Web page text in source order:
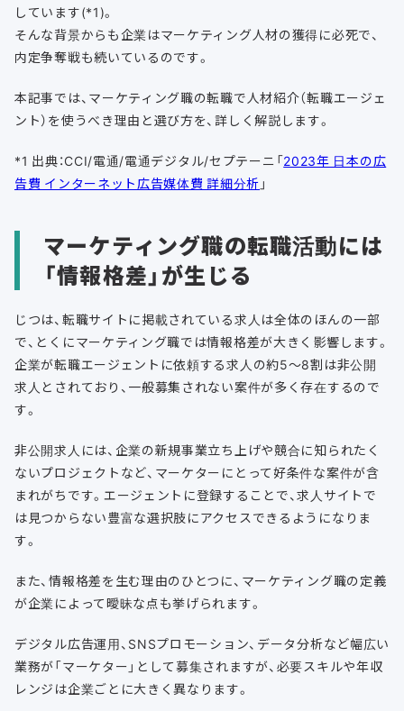
しています(*1)。
そんな背景からも企業はマーケティング人材の獲得に必死で、
内定争奪戦も続いているのです。
本記事では、マーケティング職の転職で人材紹介（転職エージェ
ント）を使うべき理由と選び方を、詳しく解説します。
*1 出典：CCI/電通/電通デジタル/セプテーニ「2023年 日本の広
告費 インターネット広告媒体費 詳細分析 」
マーケティング職の転職活動には
「情報格差」が生じる
じつは、転職サイトに掲載されている求人は全体のほんの一部
で、とくにマーケティング職では情報格差が大きく影響します。
企業が転職エージェントに依頼する求人の約5～8割は非公開
求人とされており、一般募集されない案件が多く存在するので
す。
非公開求人には、企業の新規事業立ち上げや競合に知られたく
ないプロジェクトなど、マーケターにとって好条件な案件が含
まれがちです。エージェントに登録することで、求人サイトで
は見つからない豊富な選択肢にアクセスできるようになりま
す。
また、情報格差を生む理由のひとつに、マーケティング職の定義
が企業によって曖昧な点も挙げられます。
デジタル広告運用、SNSプロモーション、データ分析など幅広い
業務が「マーケター」として募集されますが、必要スキルや年収
レンジは企業ごとに大きく異なります。